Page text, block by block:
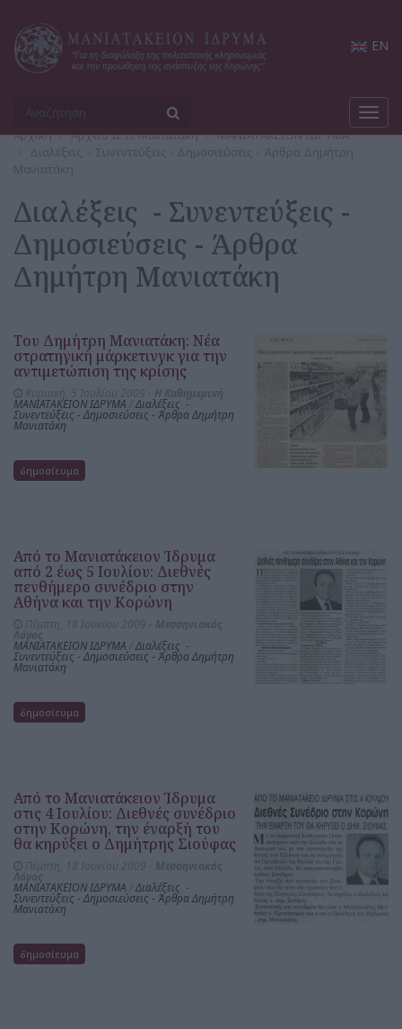
EN
Αρχική Αρχείο Δ. Λ. Μανιατάκη
ΜΑΝΙΑΤΑΚΕΙΟΝ ΙΔΡΥΜΑ
Διαλέξεις - Συνεντεύξεις - Δημοσιεύσεις - Άρθρα Δημήτρη
Μανιατάκη
Διαλέξεις - Συνεντεύξεις -
Δημοσιεύσεις - Άρθρα
Δημήτρη Μανιατάκη
Του Δημήτρη Μανιατάκη: Νέα
στρατηγική μάρκετινγκ για την
αντιμετώπιση της κρίσης
ΜΑΝΙΑΤΑΚΕΙΟΝ ΙΔΡΥΜΑ Διαλέξεις -
Συνεντεύξεις - Δημοσιεύσεις - Άρθρα Δημήτρη
Μανιατάκη
δημοσίευμα
Από το Μανιατάκειον Ίδρυμα
από 2 έως 5 Ιουλίου: Διεθνές
πενθήμερο συνέδριο στην
Αθήνα και την Κορώνη
ΜΑΝΙΑΤΑΚΕΙΟΝ ΙΔΡΥΜΑ Διαλέξεις -
Συνεντεύξεις - Δημοσιεύσεις - Άρθρα Δημήτρη
Μανιατάκη
δημοσίευμα
Από το Μανιατάκειον Ίδρυμα
στις 4 Ιουλίου: Διεθνές συνέδριο
στην Κορώνη, την έναρξή του
θα κηρύξει ο Δημήτρης Σιούφας
ΜΑΝΙΑΤΑΚΕΙΟΝ ΙΔΡΥΜΑ Διαλέξεις -
Συνεντεύξεις - Δημοσιεύσεις - Άρθρα Δημήτρη
Μανιατάκη
δημοσίευμα